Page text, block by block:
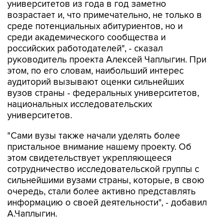
университетов из года в год заметно
возрастает и, что примечательно, не только в
среде потенциальных абитуриентов, но и
среди академического сообщества и
российских работодателей", - сказал
руководитель проекта Алексей Чаплыгин. При
этом, по его словам, наибольший интерес
аудиторий вызывают оценки сильнейших
вузов страны - федеральных университетов,
национальных исследовательских
университетов.
"Сами вузы также начали уделять более
пристальное внимание нашему проекту. Об
этом свидетельствует укрепляющееся
сотрудничество исследовательской группы с
сильнейшими вузами страны, которые, в свою
очередь, стали более активно представлять
информацию о своей деятельности", - добавил
А.Чаплыгин.